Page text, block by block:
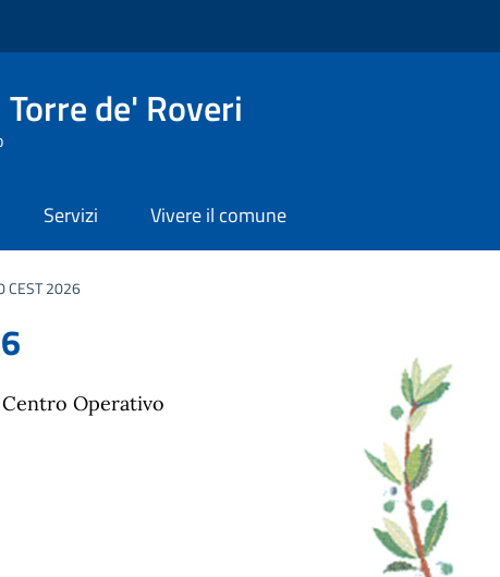
de' Roveri
Servizi Vivere il comune
Roveri
CEST 2026
Operativo